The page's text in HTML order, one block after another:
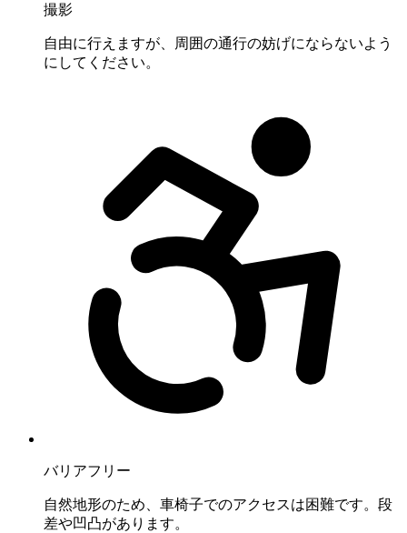
撮影
自由に行えますが、周囲の通行の妨げにならないよう
にしてください。
バリアフリー
自然地形のため、車椅子でのアクセスは困難です。段
差や凹凸があります。